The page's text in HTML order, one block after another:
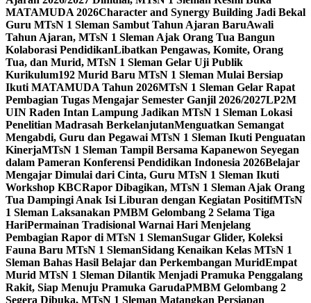
MATAMUDA 2026Character and Synergy Building Jadi Bekal
Guru MTsN 1 Sleman Sambut Tahun Ajaran BaruAwali
Tahun Ajaran, MTsN 1 Sleman Ajak Orang Tua Bangun
Kolaborasi PendidikanLibatkan Pengawas, Komite, Orang
Tua, dan Murid, MTsN 1 Sleman Gelar Uji Publik
Kurikulum192 Murid Baru MTsN 1 Sleman Mulai Bersiap
Ikuti MATAMUDA Tahun 2026MTsN 1 Sleman Gelar Rapat
Pembagian Tugas Mengajar Semester Ganjil 2026/2027LP2M
UIN Raden Intan Lampung Jadikan MTsN 1 Sleman Lokasi
Penelitian Madrasah BerkelanjutanMenguatkan Semangat
Mengabdi, Guru dan Pegawai MTsN 1 Sleman Ikuti Penguatan
KinerjaMTsN 1 Sleman Tampil Bersama Kapanewon Seyegan
dalam Pameran Konferensi Pendidikan Indonesia 2026Belajar
Mengajar Dimulai dari Cinta, Guru MTsN 1 Sleman Ikuti
Workshop KBCRapor Dibagikan, MTsN 1 Sleman Ajak Orang
Tua Dampingi Anak Isi Liburan dengan Kegiatan PositifMTsN
1 Sleman Laksanakan PMBM Gelombang 2 Selama Tiga
HariPermainan Tradisional Warnai Hari Menjelang
Pembagian Rapor di MTsN 1 SlemanSugar Glider, Koleksi
Fauna Baru MTsN 1 SlemanSidang Kenaikan Kelas MTsN 1
Sleman Bahas Hasil Belajar dan Perkembangan MuridEmpat
Murid MTsN 1 Sleman Dilantik Menjadi Pramuka Penggalang
Rakit, Siap Menuju Pramuka GarudaPMBM Gelombang 2
Segera Dibuka, MTsN 1 Sleman Matangkan Persiapan